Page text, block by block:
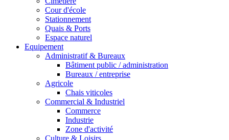
Cour d'école
Stationnement
Quais & Ports
Espace naturel
Equipement
Administratif & Bureaux
Bâtiment public / administration
Bureaux / entreprise
Agricole
Chais viticoles
Commercial & Industriel
Commerce
Industrie
Zone d'activité
Culture & Loisirs